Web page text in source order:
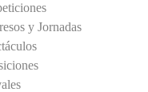
y Jornadas